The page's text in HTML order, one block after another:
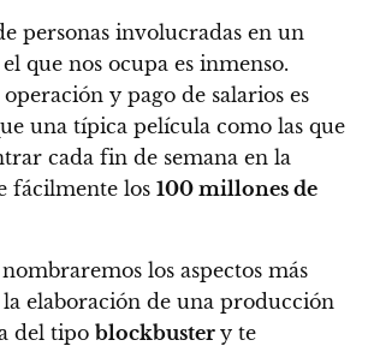
personas involucradas en un
que nos ocupa es inmenso.
y pago de salarios es
una típica película como las que
cada fin de semana en la
fácilmente los 100 millones de
los aspectos más
elaboración de una producción
del tipo blockbuster y te